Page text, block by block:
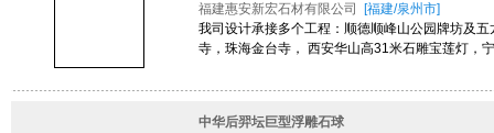
福建惠安新宏石材有限公司
[福建/泉州市]
我司设计承接多个工程：顺德顺峰山公园牌坊及
寺，珠海金台寺， 西安华山高31米石雕宝莲灯，
中华后羿坛巨型浮雕石球